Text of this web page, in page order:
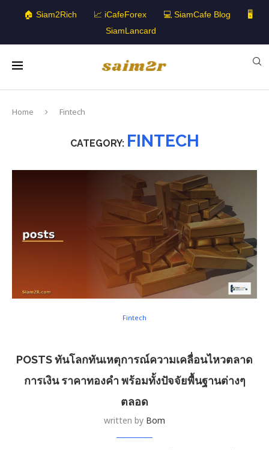
🏠 Siam2Rich 📈 iCafeForex 💻 SiamCafe Blog
🖥️
SiamLancard
Home Fintech
CATEGORY: FINTECH
Fintech
POSTS ทันโลกทันเหตุการณ์ความเคลื่อนไหวตลาด
การเงิน ราคาทองคำ พร้อมทั้งปัจจัยพื้นฐานต่างๆ
ตลอด
written by Bom